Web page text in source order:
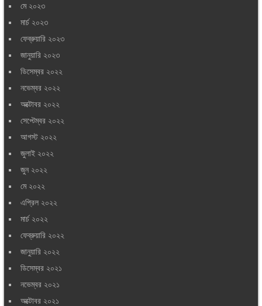
মে ২০২৩
মার্চ ২০২৩
ফেব্রুয়ারি ২০২৩
জানুয়ারি ২০২৩
ডিসেম্বর ২০২২
নভেম্বর ২০২২
অক্টোবর ২০২২
সেপ্টেম্বর ২০২২
আগস্ট ২০২২
জুলাই ২০২২
জুন ২০২২
মে ২০২২
এপ্রিল ২০২২
মার্চ ২০২২
ফেব্রুয়ারি ২০২২
জানুয়ারি ২০২২
ডিসেম্বর ২০২১
নভেম্বর ২০২১
অক্টোবর ২০২১